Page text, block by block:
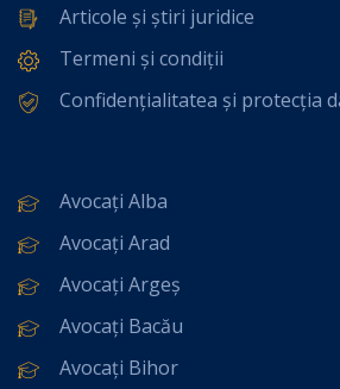
Articole și știri juridice
Termeni și condiții
Confidențialitatea și protecția
Avocați Alba
Avocați Arad
Avocați Argeș
Avocați Bacău
Avocați Bihor